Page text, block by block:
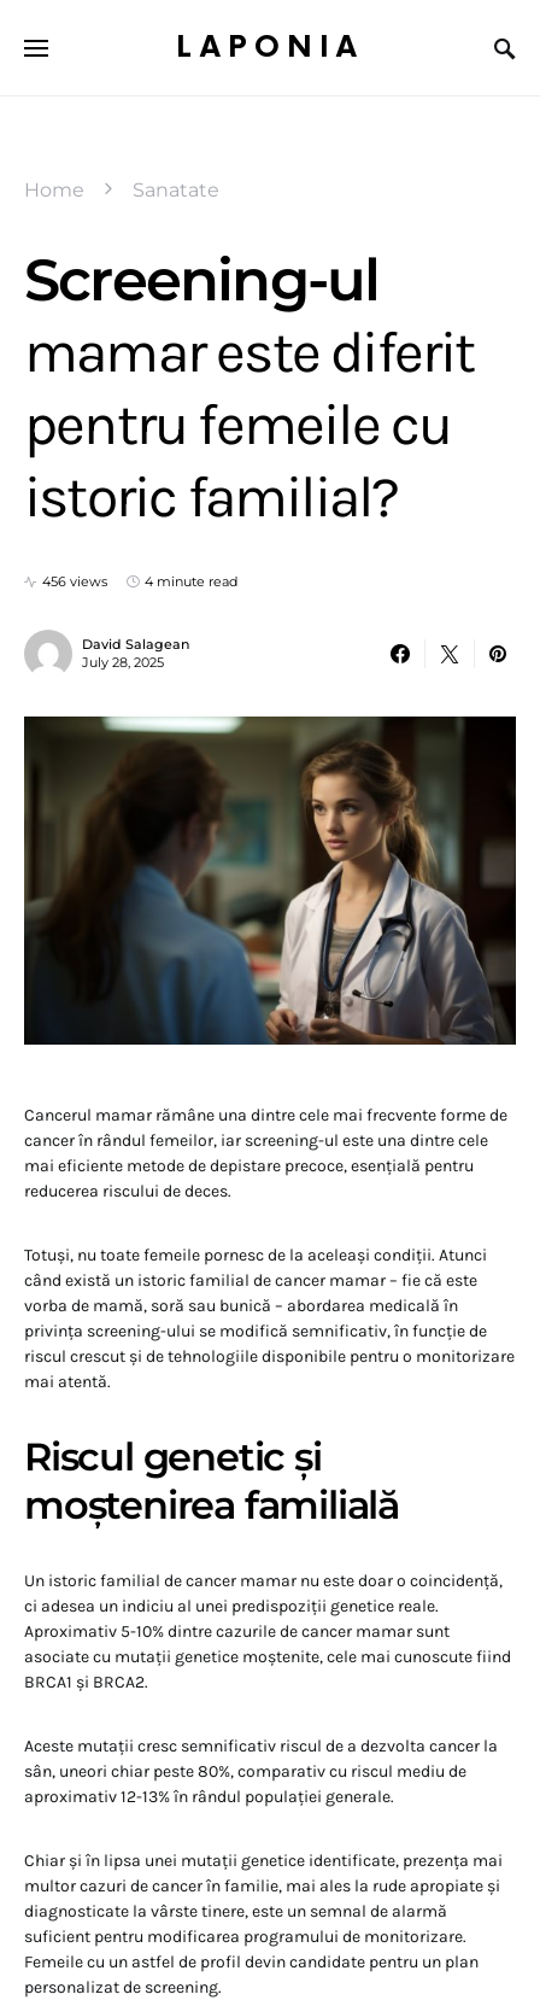
LAPONIA
Home Sanatate
Screening-ul
mamar este diferit
pentru femeile cu
istoric familial?
456 views 4 minute read
David Salagean
July 28, 2025
Cancerul mamar rămâne una dintre cele mai frecvente forme de
cancer în rândul femeilor, iar screening-ul este una dintre cele
mai eficiente metode de depistare precoce, esențială pentru
reducerea riscului de deces.
Totuși, nu toate femeile pornesc de la aceleași condiții. Atunci
când există un istoric familial de cancer mamar – fie că este
vorba de mamă, soră sau bunică – abordarea medicală în
privința screening-ului se modifică semnificativ, în funcție de
riscul crescut și de tehnologiile disponibile pentru o monitorizare
mai atentă.
Riscul genetic și
moștenirea familială
Un istoric familial de cancer mamar nu este doar o coincidență,
ci adesea un indiciu al unei predispoziții genetice reale.
Aproximativ 5-10% dintre cazurile de cancer mamar sunt
asociate cu mutații genetice moștenite, cele mai cunoscute fiind
BRCA1 și BRCA2.
Aceste mutații cresc semnificativ riscul de a dezvolta cancer la
sân, uneori chiar peste 80%, comparativ cu riscul mediu de
aproximativ 12-13% în rândul populației generale.
Chiar și în lipsa unei mutații genetice identificate, prezența mai
multor cazuri de cancer în familie, mai ales la rude apropiate și
diagnosticate la vârste tinere, este un semnal de alarmă
suficient pentru modificarea programului de monitorizare.
Femeile cu un astfel de profil devin candidate pentru un plan
personalizat de screening.